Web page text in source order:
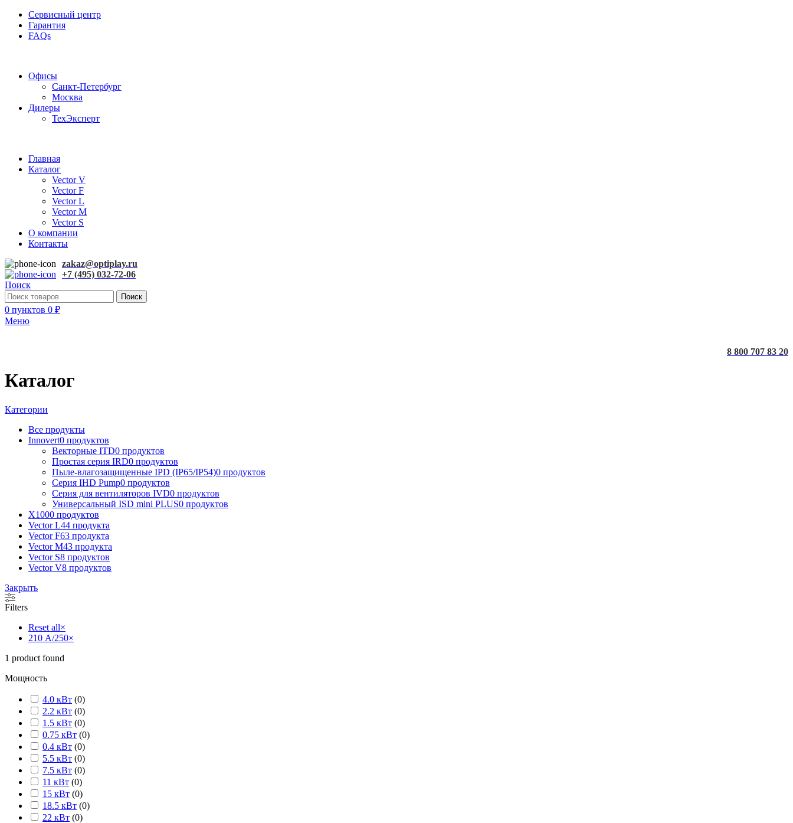
Сервисный центр
Гарантия
FAQs
Офисы
Санкт-Петербург
Москва
Дилеры
ТехЭксперт
Главная
Каталог
Vector V
Vector F
Vector L
Vector M
Vector S
О компании
Контакты
zakaz@optiplay.ru
+7 (495) 032-72-06
Поиск
Поиск
0 пунктов 0 ₽
Меню
8 800 707 83 20
Каталог
Категории
Все продукты
Innovert0 продуктов
Векторные ITD0 продуктов
Простая серия IRD0 продуктов
Пыле-влагозащищенные IPD (IP65/IP54)0 продуктов
Серия IHD Pump0 продуктов
Серия для вентиляторов IVD0 продуктов
Универсальный ISD mini PLUS0 продуктов
X1000 продуктов
Vector L44 продукта
Vector F63 продукта
Vector M43 продукта
Vector S8 продуктов
Vector V8 продуктов
Закрыть
Filters
Reset all×
210 А/250×
1 product found
Мощность
4.0 кВт (0)
2.2 кВт (0)
1.5 кВт (0)
0.75 кВт (0)
0.4 кВт (0)
5.5 кВт (0)
7.5 кВт (0)
11 кВт (0)
15 кВт (0)
18.5 кВт (0)
22 кВт (0)